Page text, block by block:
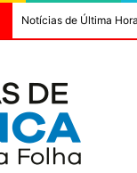
Notícias de Última Hora